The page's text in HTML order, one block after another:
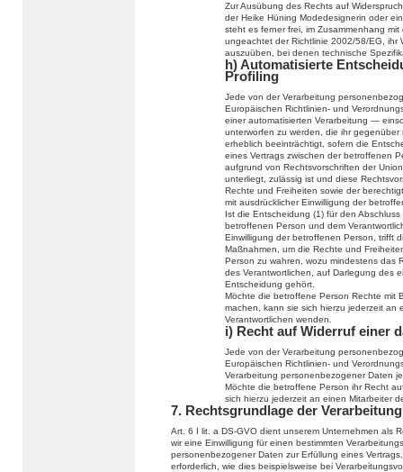
Zur Ausübung des Rechts auf
der Heike Hüning Modedesignerin oder
steht es ferner frei, im Zusammenhang
ungeachtet der Richtlinie 2002/58/EG, ihr
auszuüben, bei denen technische
h) Automatisierte
Profiling
Jede von der Verarbeitung
Europäischen Richtlinien- und
einer automatisierten Verarbeitung —
unterworfen zu werden, die ihr
erheblich beeinträchtigt, sofern die
eines Vertrags zwischen der betroffenen
aufgrund von Rechtsvorschriften der
unterliegt, zulässig ist und diese
Rechte und Freiheiten sowie der
mit ausdrücklicher Einwilligung der
Ist die Entscheidung (1) für den
betroffenen Person und dem
Einwilligung der betroffenen Person, trifft
Maßnahmen, um die Rechte und
Person zu wahren, wozu mindestens das
des Verantwortlichen, auf Darlegung des
Entscheidung gehört.
Möchte die betroffene Person Rechte mit
machen, kann sie sich hierzu jederzeit an
Verantwortlichen wenden.
i) Recht auf Widerruf einer
Jede von der Verarbeitung
Europäischen Richtlinien- und
Verarbeitung personenbezogener Daten
Möchte die betroffene Person ihr Recht
sich hierzu jederzeit an einen Mitarbeiter
7. Rechtsgrundlage der Verarbeitung
Art. 6 I lit. a DS-GVO dient unserem Unternehmen als
wir eine Einwilligung für einen bestimmten
personenbezogener Daten zur Erfüllung eines
erforderlich, wie dies beispielsweise bei